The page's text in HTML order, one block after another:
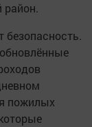
район.
пожилых